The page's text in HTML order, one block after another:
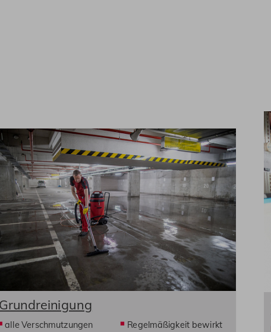
alle Verschmutzungen
Regelmäßigkeit bewirkt